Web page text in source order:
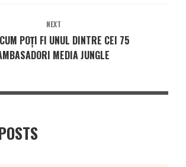
NEXT
POȚI FI UNUL DINTRE CEI 75
MEDIA JUNGLE